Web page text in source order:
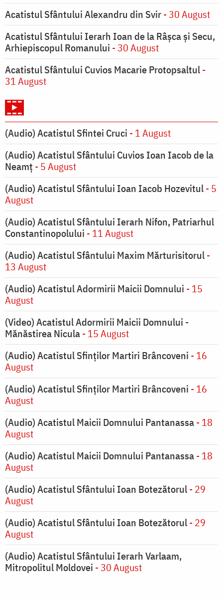
Acatistul Sfântului Alexandru din Svir- 30 August
Acatistul Sfântului Ierarh Ioan de la Râşca şi Secu,
Arhiepiscopul Romanului - 30 August
Acatistul Sfântului Cuvios Macarie Protopsaltul-
31 August
(Audio) Acatistul Sfintei Cruci - 1 August
(Audio) Acatistul Sfântului Cuvios Ioan Iacob de la
Neamț - 5 August
(Audio) Acatistul Sfântului Ioan Iacob Hozevitul- 5
August
(Audio) Acatistul Sfântului Ierarh Nifon, Patriarhul
Constantinopolului - 11 August
(Audio) Acatistul Sfântului Maxim Mărturisitorul-
13 August
(Audio) Acatistul Adormirii Maicii Domnului - 15
August
(Video) Acatistul Adormirii Maicii Domnului -
Mănăstirea Nicula- 15 August
(Audio) Acatistul Sfinților Martiri Brâncoveni - 16
August
(Audio) Acatistul Sfinților Martiri Brâncoveni - 16
August
(Audio) Acatistul Maicii Domnului Pantanassa- 18
August
(Audio) Acatistul Maicii Domnului Pantanassa- 18
August
(Audio) Acatistul Sfântului Ioan Botezătorul- 29
August
(Audio) Acatistul Sfântului Ioan Botezătorul- 29
August
(Audio) Acatistul Sfântului Ierarh Varlaam,
Mitropolitul Moldovei - 30 August